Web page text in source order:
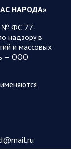
сообщило о
на 7 августа
будучи не в
атаковала
НАРОДА»
ФС 77-
надзору в
и массовых
— ООО